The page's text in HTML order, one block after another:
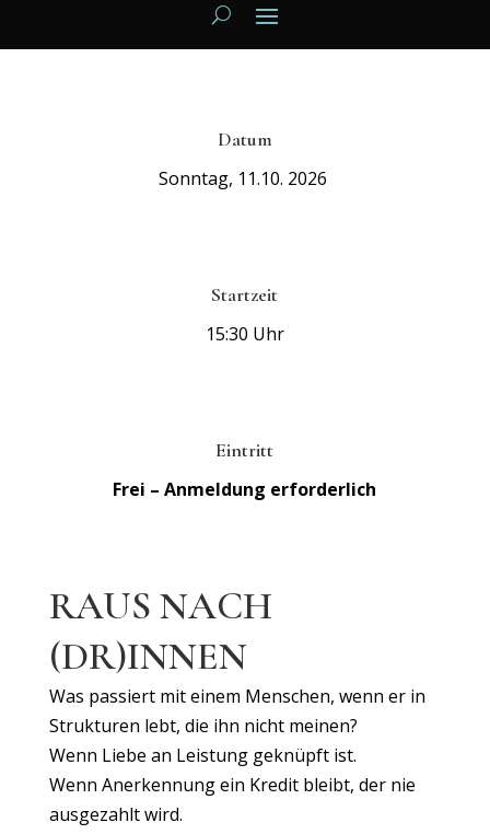
Datum
Sonntag, 11.10. 2026
Startzeit
15:30 Uhr
Eintritt
Frei – Anmeldung erforderlich
RAUS NACH
(DR)INNEN
Was passiert mit einem Menschen, wenn er in
Strukturen lebt, die ihn nicht meinen?
Wenn Liebe an Leistung geknüpft ist.
Wenn Anerkennung ein Kredit bleibt, der nie
ausgezahlt wird.